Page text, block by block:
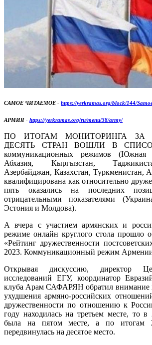
САМОЕ ЧИТАЕМОЕ - https://yerkramas.org/block/144/
АРМИЯ - https://yerkramas.org/ru/menu/38/army/
ПО ИТОГАМ МОНИТОРИНГА ЗА
ДЕСЯТЬ СТРАН ВОШЛИ В СПИСОК
коммуникационных режимов (Южная
Абхазия, Кыргызстан,
Азербайджан, Казахстан, Туркменистан,
квалифицирована как относительно
пять оказались на последних
отрицательными показателями
Эстония и Молдова).
А вчера с участием армянских и
режиме онлайн круглого стола прошло
«Рейтинг дружественности
2023. Коммуникационный режим
Открывая дискуссию, директор
исследований ЕГУ, координатор
клуба Арам САФАРЯН обратил внимание
ухудшения армяно-российских
дружественности по отношению к
году находилась на третьем месте, то
была на пятом месте, а по итогам
передвинулась на десятое место.